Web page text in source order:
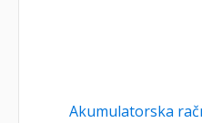
Akumulatorska